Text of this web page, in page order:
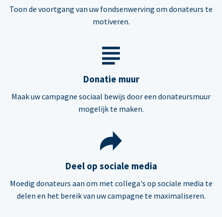
Toon de voortgang van uw fondsenwerving om donateurs te
motiveren.
Donatie muur
Maak uw campagne sociaal bewijs door een donateursmuur
mogelijk te maken.
Deel op sociale media
Moedig donateurs aan om met collega's op sociale media te
delen en het bereik van uw campagne te maximaliseren.